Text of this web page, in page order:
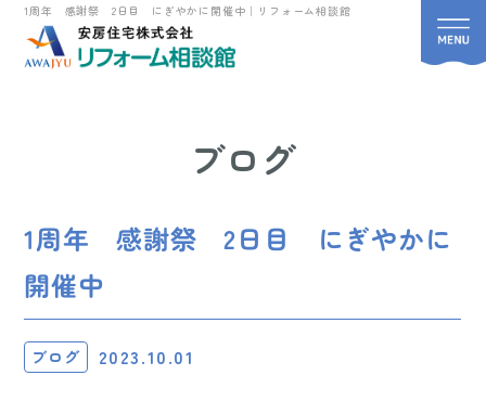
1周年 感謝祭 2日目 にぎやかに開催中｜リフォーム相談館
ブログ
1周年 感謝祭 2日目 にぎやかに
開催中
ブログ 2023.10.01